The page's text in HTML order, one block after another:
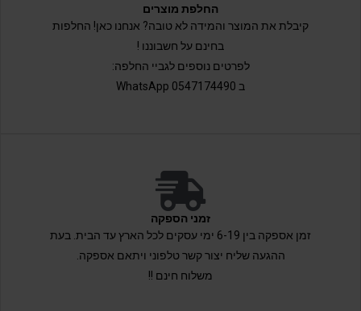
החלפת מוצרים
קיבלת את המוצר והמידה לא טובה? אנחנו כאן! החלפות
בחינם על חשבוננו !
לפרטים נוספים לגביי החלפה:
ב 0547174490 WhatsApp
זמני הספקה
זמן אספקה בין 6-19 ימי עסקים לכל הארץ עד הבית. בעת
ההגעה שליח יצור קשר טלפוני ויתאם אספקה.
משלוח חינם !!